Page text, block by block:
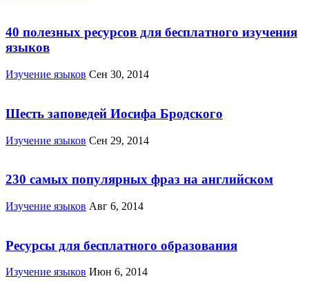
40 полезных ресурсов для бесплатного изучения
языков
Изучение языков Сен 30, 2014
Шесть заповедей Иосифа Бродского
Изучение языков Сен 29, 2014
230 самых популярных фраз на английском
Изучение языков Авг 6, 2014
Ресурсы для бесплатного образования
Изучение языков Июн 6, 2014